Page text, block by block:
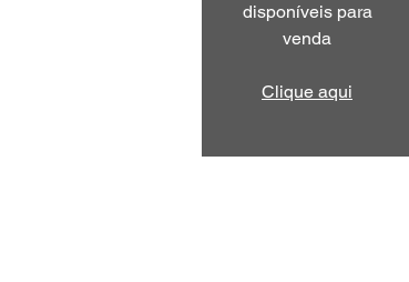
disponíveis para
venda
Clique aqui